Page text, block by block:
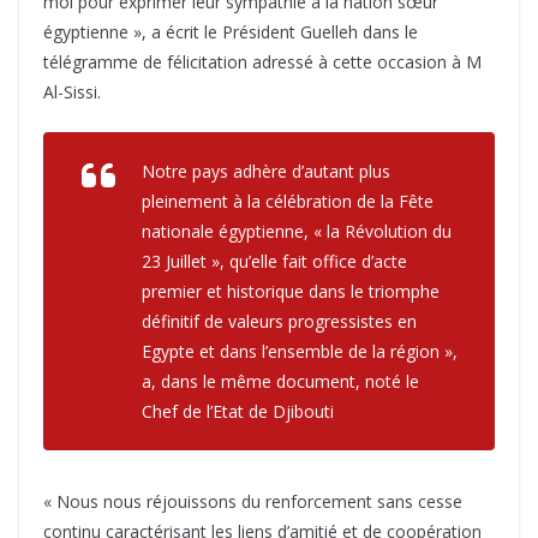
égyptienne », a écrit le Président Guelleh dans le
télégramme de félicitation adressé à cette occasion à M
Al-Sissi.
Notre pays adhère d’autant plus
pleinement à la célébration de la Fête
nationale égyptienne, « la Révolution du
23 Juillet », qu’elle fait office d’acte
premier et historique dans le triomphe
définitif de valeurs progressistes en
Egypte et dans l’ensemble de la région »,
a, dans le même document, noté le
Chef de l’Etat de Djibouti
« Nous nous réjouissons du renforcement sans cesse
continu caractérisant les liens d’amitié et de coopération